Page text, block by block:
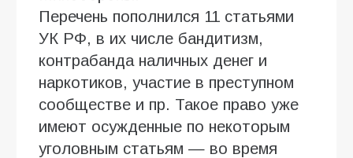
Перечень пополнился 11 статьями
УК РФ, в их числе бандитизм,
контрабанда наличных денег и
наркотиков, участие в преступном
сообществе и пр. Такое право уже
имеют осужденные по некоторым
уголовным статьям — во время